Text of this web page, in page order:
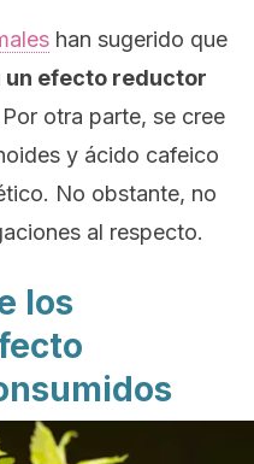
han sugerido que
un efecto reductor
Por otra parte, se cree
y ácido cafeico
No obstante, no
al respecto.
los